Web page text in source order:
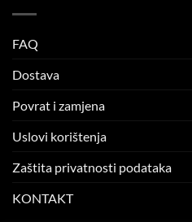
FAQ
Dostava
Povrat i zamjena
Uslovi korištenja
Zaštita privatnosti podataka
KONTAKT